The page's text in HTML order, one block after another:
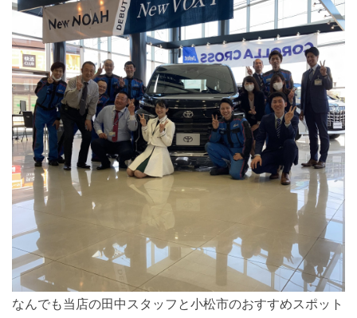
なんでも当店の田中スタッフと小松市のおすすめスポット